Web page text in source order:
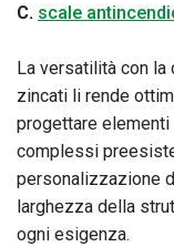
C. scale
La versatilità con
zincati li rende
progettare elementi
complessi
personalizzazione
larghezza della
ogni esigenza.